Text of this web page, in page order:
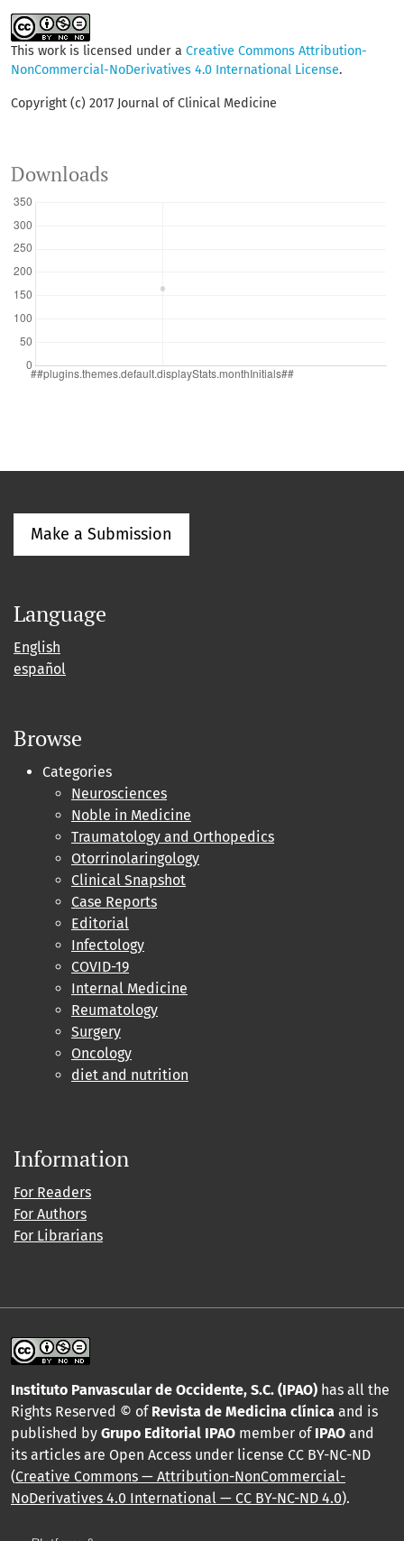
This work is licensed under a Creative Commons Attribution-
NonCommercial-NoDerivatives 4.0 International License.
Copyright (c) 2017 Journal of Clinical Medicine
Downloads
Make a Submission
Language
English
español
Browse
Categories
Neurosciences
Noble in Medicine
Traumatology and Orthopedics
Otorrinolaringology
Clinical Snapshot
Case Reports
Editorial
Infectology
COVID-19
Internal Medicine
Reumatology
Surgery
Oncology
diet and nutrition
Information
For Readers
For Authors
For Librarians
Instituto Panvascular de Occidente, S.C. (IPAO) has all the
Rights Reserved © of Revista de Medicina clínica and is
published by Grupo Editorial IPAO member of IPAO and
its articles are Open Access under license CC BY-NC-ND
(Creative Commons — Attribution-NonCommercial-
NoDerivatives 4.0 International — CC BY-NC-ND 4.0).